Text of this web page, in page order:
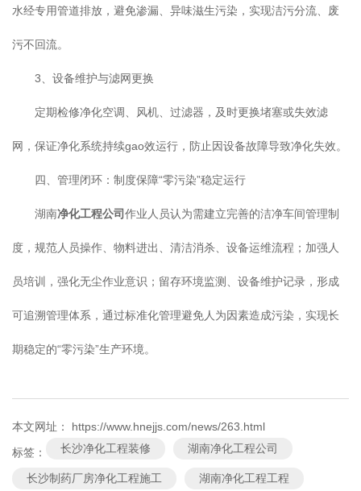
水经专用管道排放，避免渗漏、异味滋生污染，实现洁污分流、废
污不回流。
3、设备维护与滤网更换
定期检修净化空调、风机、过滤器，及时更换堵塞或失效滤
网，保证净化系统持续gao效运行，防止因设备故障导致净化失效。
四、管理闭环：制度保障“零污染”稳定运行
湖南净化工程公司作业人员认为需建立完善的洁净车间管理制
度，规范人员操作、物料进出、清洁消杀、设备运维流程；加强人
员培训，强化无尘作业意识；留存环境监测、设备维护记录，形成
可追溯管理体系，通过标准化管理避免人为因素造成污染，实现长
期稳定的“零污染”生产环境。
本文网址： https://www.hnejjs.com/news/263.html
标签： 长沙净化工程装修 湖南净化工程公司
长沙制药厂房净化工程施工 湖南净化工程工程